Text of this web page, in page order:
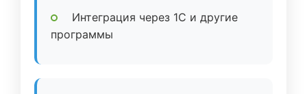
Интеграция через 1C и другие
программы